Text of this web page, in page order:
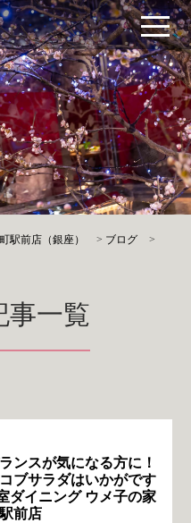
駅前店（銀座） > ブログ
>
事一覧
ンスが気になる方に！
ブサラダはいかがです
ダイニング ウメ子の家
前店